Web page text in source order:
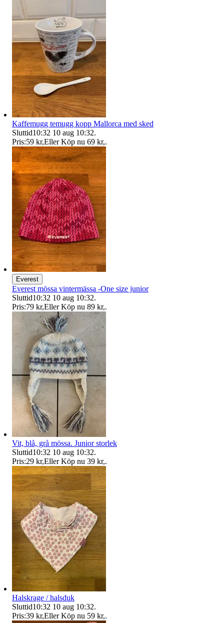
Kaffemugg temugg kopp Mallorca med sked
Sluttid10:32 10 aug 10:32.
Pris:59 kr,Eller Köp nu 69 kr,.
Everest
Everest mössa vintermässa -One size junior
Sluttid10:32 10 aug 10:32.
Pris:79 kr,Eller Köp nu 89 kr,.
Vit, blå, grå mössa. Junior storlek
Sluttid10:32 10 aug 10:32.
Pris:29 kr,Eller Köp nu 39 kr,.
Halskrage / halsduk
Sluttid10:32 10 aug 10:32.
Pris:39 kr,Eller Köp nu 59 kr,.